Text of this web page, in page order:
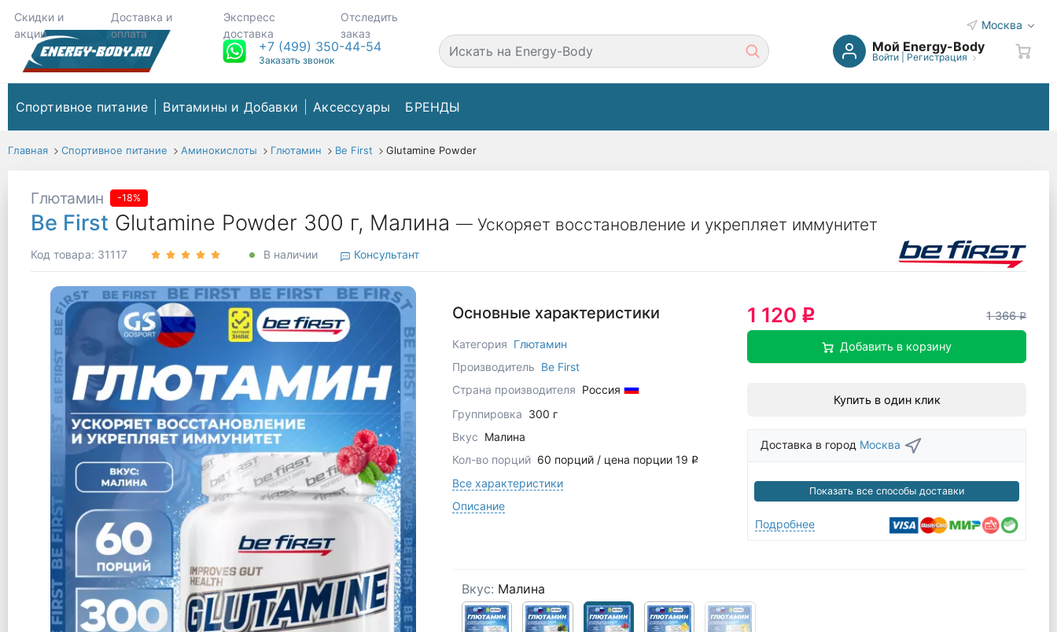
Скидки и
акции
Доставка и
оплата
Экспресс
доставка
Отследить
заказ
Москва
+7 (499) 350-44-54
Заказать звонок
Мой Energy-Body
Войти| Регистрация
Спортивное питание Витамины и Добавки Аксессуары БРЕНДЫ
Главная Спортивное питание Аминокислоты Глютамин Be First Glutamine Powder
Глютамин -18%
Be First Glutamine Powder 300 г, Малина — Ускоряет восстановление и укрепляет иммунитет
Код товара: 31117 В наличии Консультант
Основные характеристики
Категория Глютамин
Производитель Be First
Страна производителя Россия
Группировка 300 г
Вкус Малина
Кол-во порций 60 порций / цена порции 19 q
Все характеристики
Описание
1 120 q 1 366q
Добавить в корзину
Купить в один клик
Доставка в город Москва
Показать все способы доставки
Подробнее
Вкус: Малина